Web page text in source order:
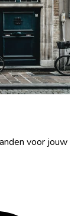
voor jouw